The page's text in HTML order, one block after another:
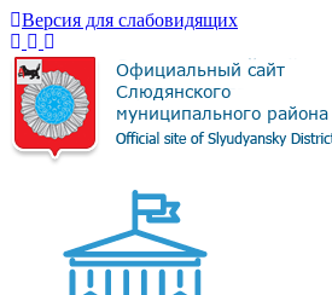
Версия для слабовидящих